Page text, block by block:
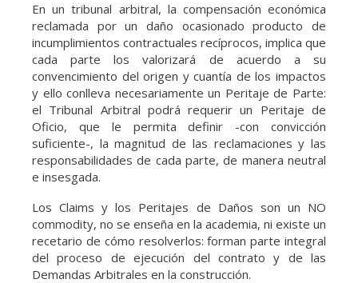
En un tribunal arbitral, la compensación económica
reclamada por un daño ocasionado producto de
incumplimientos contractuales recíprocos, implica que
cada parte los valorizará de acuerdo a su
convencimiento del origen y cuantía de los impactos
y ello conlleva necesariamente un Peritaje de Parte:
el Tribunal Arbitral podrá requerir un Peritaje de
Oficio, que le permita definir -con convicción
suficiente-, la magnitud de las reclamaciones y las
responsabilidades de cada parte, de manera neutral
e insesgada.
Los Claims y los Peritajes de Daños son un NO
commodity, no se enseña en la academia, ni existe un
recetario de cómo resolverlos: forman parte integral
del proceso de ejecución del contrato y de las
Demandas Arbitrales en la construcción.